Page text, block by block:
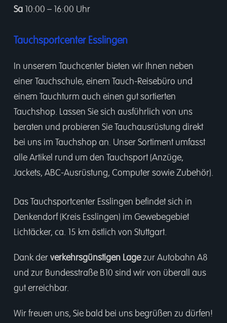
Sa10:00 – 16:00 Uhr
Tauchsportcenter Esslingen
In unserem Tauchcenterbieten wir Ihnen neben
einer Tauchschule, einem Tauch-Reisebüro und
einem Tauchturm auch einen gut sortierten
Tauchshop. Lassen Sie sich ausführlich von uns
beraten und probieren Sie Tauchausrüstung direkt
bei uns im Tauchshop an. Unser Sortiment umfasst
alle Artikel rund um den Tauchsport (Anzüge,
Jackets, ABC-Ausrüstung, Computer sowie Zubehör).
Das Tauchsportcenter Esslingen befindet sich in
Denkendorf (Kreis Esslingen) im Gewebegebiet
Lichtäcker, ca. 15 km östlich von Stuttgart.
Dank der verkehrsgünstigen Lagezur Autobahn A8
und zur Bundesstraße B10 sind wir von überall aus
gut erreichbar.
Wir freuen uns, Sie bald bei uns begrüßen zu dürfen!